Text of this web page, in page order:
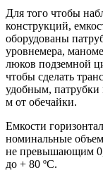
Для того чтобы
конструкций,
оборудованы
уровнемера,
люков подземной
чтобы сделать
удобным, патрубки
м от обечайки.
Емкости
номинальные
не превышающим
до + 80 ºС.